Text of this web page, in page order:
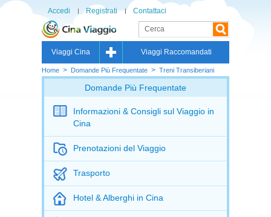
Accedi Registrati Contattaci
Viaggi Cina Viaggi Raccomandati
Home > Domande Più Frequentate > Treni Transiberiani
Domande Più Frequentate
Informazioni & Consigli sul Viaggio in
Cina
Prenotazioni del Viaggio
Trasporto
Hotel & Alberghi in Cina